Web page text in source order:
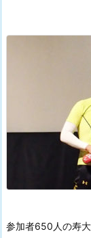
参加者650人の寿